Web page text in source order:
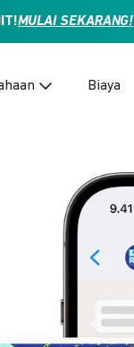
MULAI SEKARANG!
Biaya